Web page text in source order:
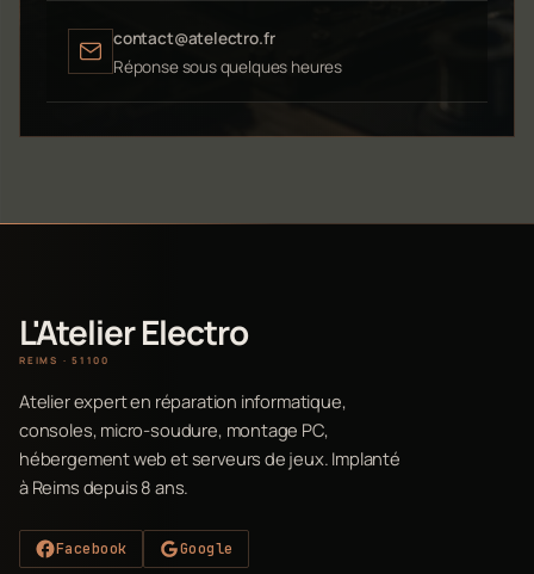
contact@atelectro.fr
Réponse sous quelques heures
L'Atelier Electro
REIMS · 51100
Atelier expert en réparation informatique,
consoles, micro-soudure, montage PC,
hébergement web et serveurs de jeux. Implanté
à Reims depuis 8 ans.
Facebook Google